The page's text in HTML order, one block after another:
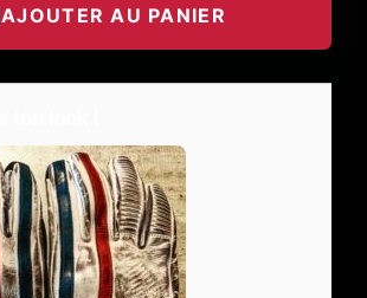
AJOUTER AU PANIER